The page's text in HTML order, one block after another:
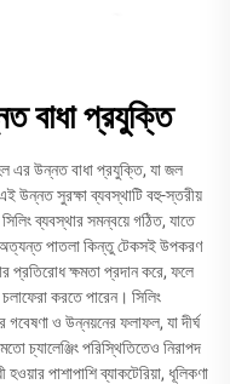
বাধা প্রযুক্তি
এর উন্নত বাধা প্রযুক্তি, যা জল
উন্নত সুরক্ষা ব্যবস্থাটি বহু-স্তরীয়
ব্যবস্থার সমন্বয়ে গঠিত, যাতে
অত্যন্ত পাতলা কিন্তু টেকসই উপকরণ
প্রতিরোধ ক্ষমতা প্রদান করে, ফলে
করতে পারেন। সিলিং
গবেষণা ও উন্নয়নের ফলাফল, যা দীর্ঘ
চ্যালেঞ্জিং পরিস্থিতিতেও নিরাপদ
পাশাপাশি ব্যাকটেরিয়া, ধূলিকণা